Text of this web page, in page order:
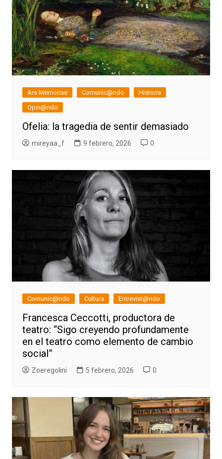
Ars Memoriae Comunic@ndo
Historia
Opin@ndo
Ofelia: la tragedia de sentir demasiado
mireyaa_f 9 febrero, 2026 0
Comunic@ndo Cultura Entrevist@ndo
Francesca Ceccotti, productora de
teatro: “Sigo creyendo profundamente
en el teatro como elemento de cambio
social”
Zoeregolini 5 febrero, 2026 0